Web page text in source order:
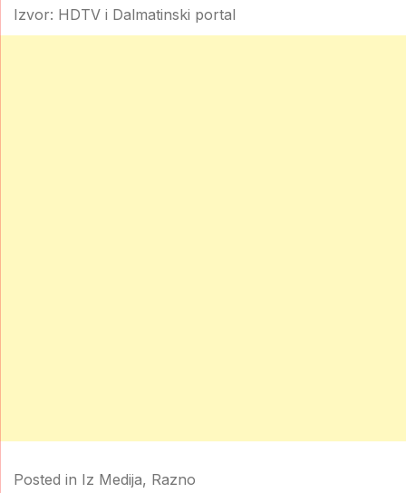
Izvor: HDTV i Dalmatinski portal
Posted in Iz Medija, Razno